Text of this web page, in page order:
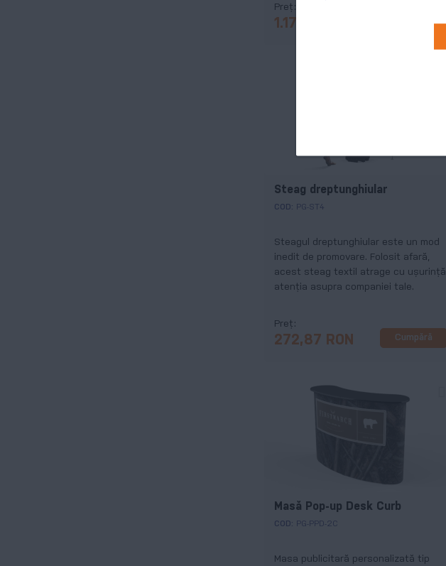
Preț
1.170,00 RON
Steag dreptunghiular
COD: PG-ST4
Steagul dreptunghiular este un mod
inedit de promovare. Folosit afară,
acest steag textil atrage cu ușurință
atenția asupra companiei tale.
Preț
272,87 RON Cumpără
Masă Pop-up Desk Curb
COD: PG-PPD-2C
Masa publicitară personalizată tip